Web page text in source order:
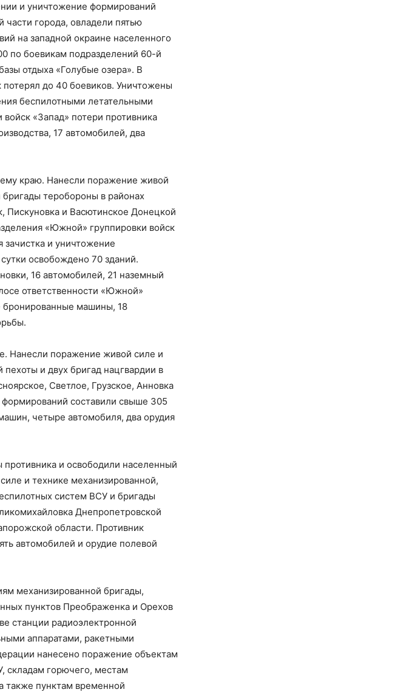
и уничтожение формирований
города, овладели пятью
на западной окраине населенного
по боевикам подразделений 60-й
отдыха «Голубые озера». В
потерял до 40 боевиков. Уничтожены
беспилотными летательными
«Запад» потери противника
17 автомобилей, два
краю. Нанесли поражение живой
теробороны в районах
Пискуновка и Васютинское Донецкой
«Южной» группировки войск
зачистка и уничтожение
освобождено 70 зданий.
16 автомобилей, 21 наземный
ответственности «Южной»
бронированные машины, 18
Нанесли поражение живой силе и
и двух бригад нацгвардии в
Светлое, Грузское, Анновка
составили свыше 305
четыре автомобиля, два орудия
противника и освободили населенный
и технике механизированной,
систем ВСУ и бригады
Днепропетровской
области. Противник
автомобилей и орудие полевой
механизированной бригады,
пунктов Преображенка и Орехов
станции радиоэлектронной
аппаратами, ракетными
нанесено поражение объектам
складам горючего, местам
также пунктам временной